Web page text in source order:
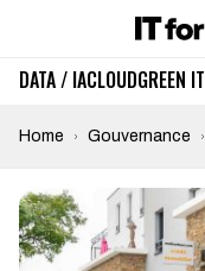
DATA / IACLOUDGREEN IT
Home Gouvernance